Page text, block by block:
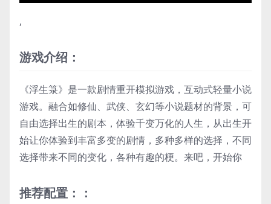
,
游戏介绍：
《浮生箓》是一款剧情重开模拟游戏，互动式轻量小说
游戏。融合如修仙、武侠、玄幻等小说题材的背景，可
自由选择出生的剧本，体验千变万化的人生，从出生开
始让你体验到丰富多变的剧情，多种多样的选择，不同
选择带来不同的变化，各种有趣的梗。来吧，开始你
推荐配置：：